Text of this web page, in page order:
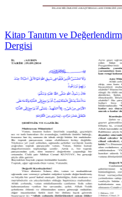
Kitap Tanıtım ve
Dergisi